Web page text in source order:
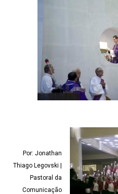
Por: Jonathan
Thiago Legovski |
Pastoral da
Comunicação